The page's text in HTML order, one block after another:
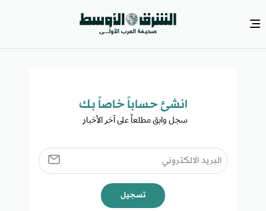
انشئ حساباً خاصاً بك​
سجل وابق مطلعاً على آخر الأخبار ​
تسجيل